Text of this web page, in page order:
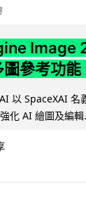
Image
參考功能
以 SpaceXAI
化 AI 繪圖及編輯